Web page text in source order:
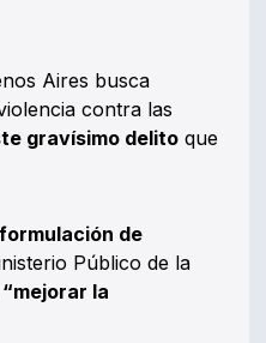
Aires busca
contra las
gravísimo delito que
formulación de
Público de la
“mejorar la